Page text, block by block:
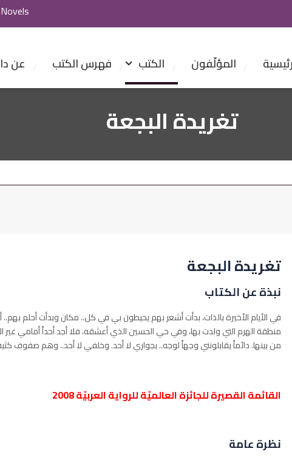
|
المؤلّفون الكتب فهرس الكتب عن
تغريدة البجعة
تغريدة البجعة
نبذة عن الكتاب
في الأيام الأخيرة بالذات، بدأت أشعر بهم يحيطون بي في كل.. مكان وبدأت أحلم
منطقة الهرم التي ولدت بها، وفي حي الحسين الذي أعشقه، فلا أجد أحداً أمامي غير
من بينها. دائماً يقابلونني وجهاً لوجه.. بجواري لا أحد. وخلفي لا أحد.. وهم صفوف
القائمة القصيرة للجائزة العالميّة للرواية العربيّة 2008
نظرة عامة